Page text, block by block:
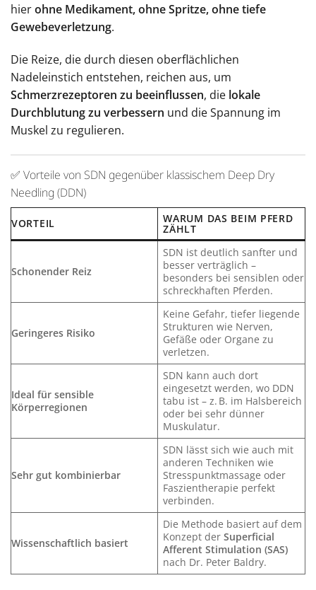
hierohne Medikament, ohne Spritze, ohne tiefe
Gewebeverletzung.
Die Reize, die durch diesen oberflächlichen
Nadeleinstich entstehen, reichen aus, um
Schmerzrezeptoren zu beeinflussen, die lokale
Durchblutung zu verbessern und die Spannung im
Muskel zu regulieren.
✅ Vorteile von SDN gegenüber klassischem Deep Dry
Needling (DDN)
VORTEIL WARUM DAS BEIM PFERD
ZÄHLT
Schonender Reiz
SDN ist deutlich sanfter und
besser verträglich –
besonders bei sensiblen oder
schreckhaften Pferden.
Geringeres Risiko
Keine Gefahr, tiefer liegende
Strukturen wie Nerven,
Gefäße oder Organe zu
verletzen.
Ideal für sensible
Körperregionen
SDN kann auch dort
eingesetzt werden, wo DDN
tabu ist – z. B. im Halsbereich
oder bei sehr dünner
Muskulatur.
Sehr gut kombinierbar
SDN lässt sich wie auch mit
anderen Techniken wie
Stresspunktmassage oder
Faszientherapie perfekt
verbinden.
Wissenschaftlich basiert
Die Methode basiert auf dem
Konzept derSuperficial
Afferent Stimulation (SAS)
nach Dr. Peter Baldry.